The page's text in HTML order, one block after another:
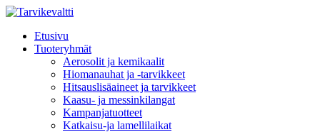
Etusivu
Tuoteryhmät
Aerosolit ja kemikaalit
Hiomanauhat ja -tarvikkeet
Hitsauslisäaineet ja tarvikkeet
Kaasu- ja messinkilangat
Kampanjatuotteet
Katkaisu-ja lamellilaikat